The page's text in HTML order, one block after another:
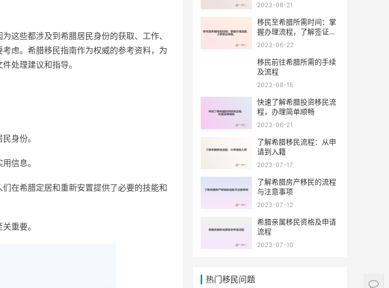
这些都涉及到希腊居民身份的获取、工作、
虑。希腊移民指南作为权威的参考资料，为
处理建议和指导。
身份。
信息。
在希腊定居和重新安置提供了必要的技能和
重要。
2023-08-21
移民至希腊所需时间：掌
握办理流程，了解签证周
期。
2023-06-22
移民前往希腊所需的手续
及流程
2023-08-15
快速了解希腊投资移民流
程，办理简单顺畅
2023-06-21
了解希腊移民流程：从申
请到入籍
2023-07-17
了解希腊房产移民的流程
与注意事项
2023-07-12
希腊亲属移民资格及申请
流程
2023-07-10
热门移民问题